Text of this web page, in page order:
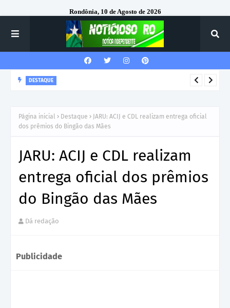
Rondônia, 10 de Agosto de 2026
DESTAQUE
Página inicial Destaque
JARU: ACIJ e CDL realizam entrega oficial
dos prêmios do Bingão das Mães
JARU: ACIJ e CDL realizam
entrega oficial dos prêmios
do Bingão das Mães
Dá redação
Publicidade